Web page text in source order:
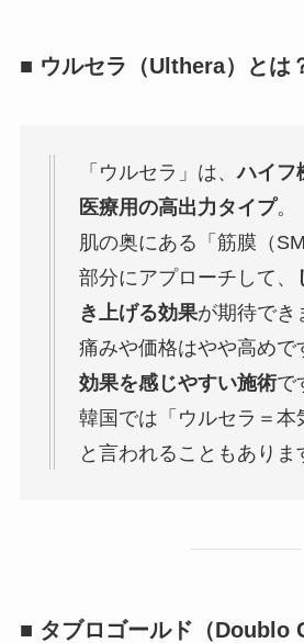
■ ウルセラ（Ulthera）とは
「ウルセラ」は、ハイフ
医療用の高出力タイプ。
肌の奥にある「筋膜（
部分にアプローチして、
き上げる効果が期待でき
痛みや価格はやや高めで
効果を感じやすい施術で
韓国では「ウルセラ＝本
と言われることもありま
■ タブロゴールド（Doublo